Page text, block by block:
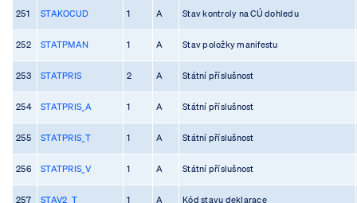
251 STAKOCUD 1 A Stav kontroly na CÚ dohledu
252 STATPMAN 1 A Stav položky manifestu
253 STATPRIS 2 A Státní příslušnost
254 STATPRIS_A 1 A Státní příslušnost
255 STATPRIS_T 1 A Státní příslušnost
256 STATPRIS_V 1 A Státní příslušnost
257 STAV2_T 1 A Kód stavu deklarace